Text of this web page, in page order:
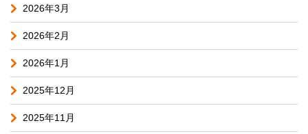
2026年3月
2026年2月
2026年1月
2025年12月
2025年11月